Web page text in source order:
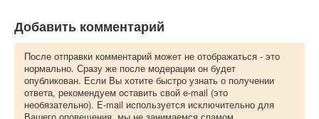
Добавить комментарий
После отправки комментарий может не отображаться - это
нормально. Сразу же после модерации он будет
опубликован. Если Вы хотите быстро узнать о получении
ответа, рекомендуем оставить свой e-mail (это
необязательно). E-mail используется исключительно для